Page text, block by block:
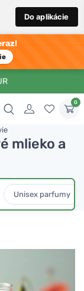
Do aplikácie
0
mlieko a
Unisex parfumy